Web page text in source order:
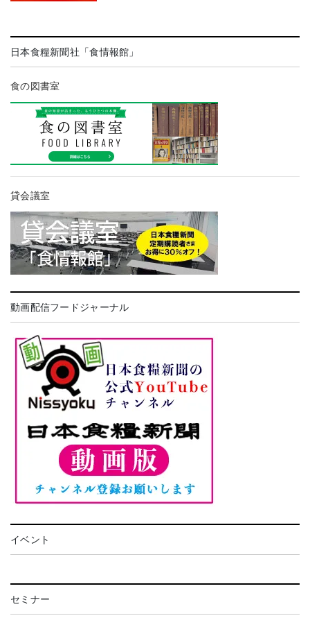
日本食糧新聞社「食情報館」
食の図書室
貸会議室
動画配信フードジャーナル
イベント
セミナー